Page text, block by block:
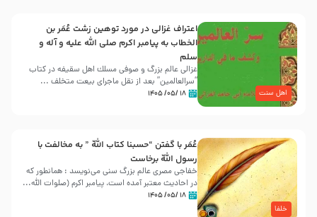
اهل سنت
اعتراف غزالی در مورد توهین زشت عُمَر بن
الخطاب به پیامبر اکرم صلی الله علیه و آله و
سلم
غزالی عالم بزرگ و صوفی مسلك اهل سقيفه در کتاب
“سرالعالمین” بعد از نقل ماجرای بیعت متخلف ...
۱۸ /۰۵/ ۱۴۰۵
خلفا
عُمَر با گفتن “حسبنا كتاب اللّه ” به مخالفت با
رسول اللّه برخاست
خفاجی مصری عالم بزرگ سنی می‌نویسد : همانطور که
در احادیث معتبر آمده است، پیامبر اکرم (صلوات اللّه...
۱۸ /۰۵/ ۱۴۰۵